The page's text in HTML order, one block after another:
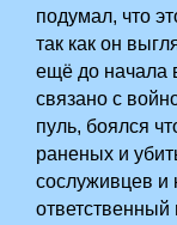
подумал, что
так как он
ещё до начала
связано с
пуль, боялся
раненых и
сослуживцев и
ответственный